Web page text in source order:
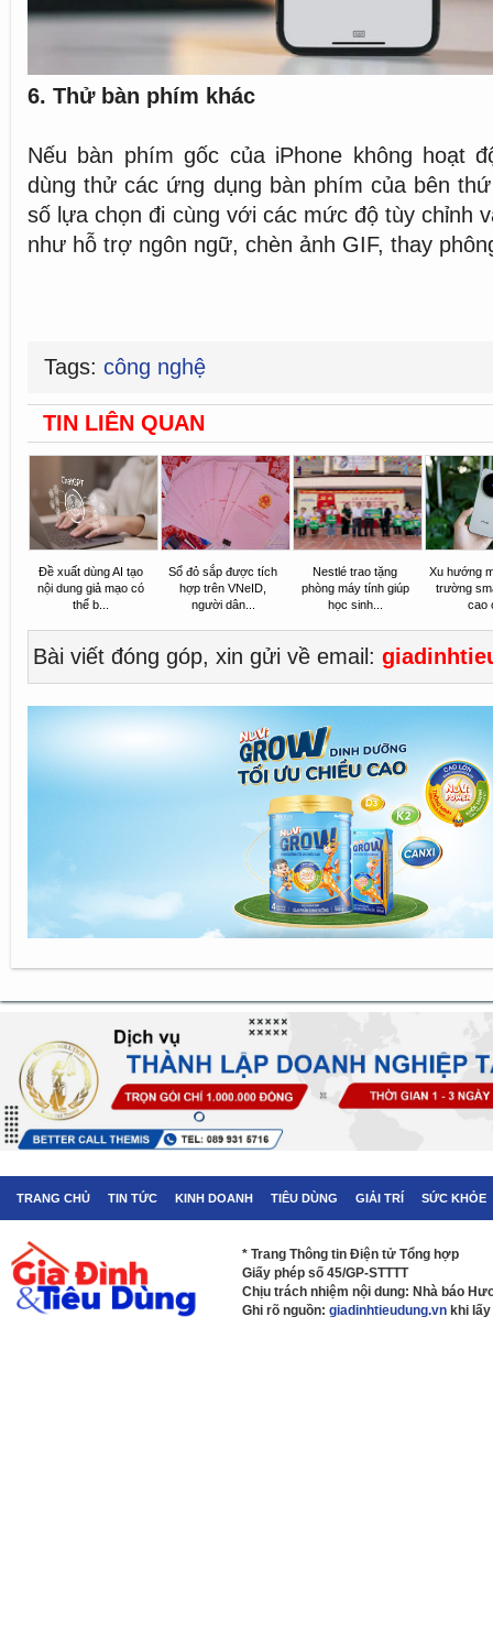
6. Thử bàn phím khác
Nếu bàn phím gốc của iPhone không hoạt
dùng thử các ứng dụng bàn phím của bên
số lựa chọn đi cùng với các mức độ tùy chỉnh
như hỗ trợ ngôn ngữ, chèn ảnh GIF, thay
Tags: công nghệ
TIN LIÊN QUAN
Đề xuất dùng AI tạo
nội dung giả mạo có
thể b...
Sổ đỏ sắp được tích
hợp trên VNeID,
người dân...
Nestlé trao tặng
phòng máy tính giúp
học sinh...
Xu hướng
trường
cao
Bài viết đóng góp, xin gửi về email:
TRANG CHỦ TIN TỨC KINH DOANH TIÊU DÙNG GIẢI TRÍ SỨC KHỎE
* Trang Thông tin Điện tử Tổng hợp
Giấy phép số 45/GP-STTTT
Chịu trách nhiệm nội dung: Nhà báo
Ghi rõ nguồn: giadinhtieudung.vn khi